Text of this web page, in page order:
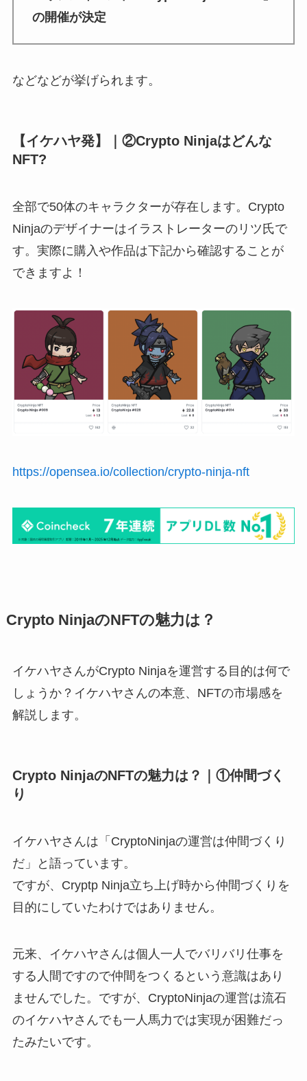
の開催が決定
などなどが挙げられます。
【イケハヤ発】｜②Crypto Ninjaはどんな
NFT?
全部で50体のキャラクターが存在します。Crypto
Ninjaのデザイナーはイラストレーターのリツ氏で
す。実際に購入や作品は下記から確認することが
できますよ！
https://opensea.io/collection/crypto-ninja-nft
Crypto NinjaのNFTの魅力は？
イケハヤさんがCrypto Ninjaを運営する目的は何で
しょうか？イケハヤさんの本意、NFTの市場感を
解説します。
Crypto NinjaのNFTの魅力は？｜①仲間づく
り
イケハヤさんは「CryptoNinjaの運営は仲間づくり
だ」と語っています。
ですが、Cryptp Ninja立ち上げ時から仲間づくりを
目的にしていたわけではありません。
元来、イケハヤさんは個人一人でバリバリ仕事を
する人間ですので仲間をつくるという意識はあり
ませんでした。ですが、CryptoNinjaの運営は流石
のイケハヤさんでも一人馬力では実現が困難だっ
たみたいです。